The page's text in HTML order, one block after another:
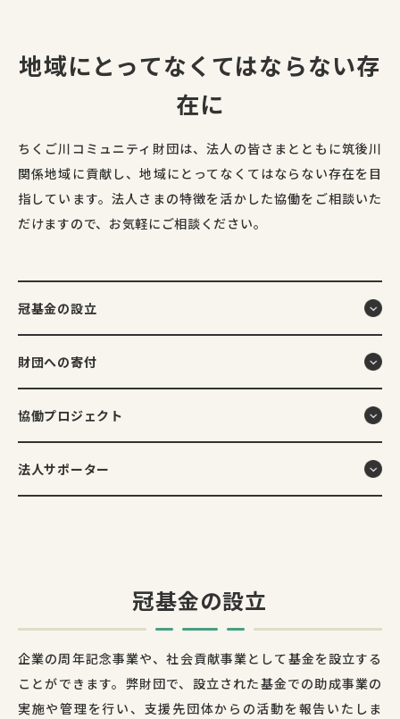
地域にとってなくてはならない存
在に
ちくご川コミュニティ財団は、法人の皆さまとともに筑後川
関係地域に貢献し、地域にとってなくてはならない存在を目
指しています。法人さまの特徴を活かした協働をご相談いた
だけますので、お気軽にご相談ください。
冠基金の設立
財団への寄付
協働プロジェクト
法人サポーター
冠基金の設立
企業の周年記念事業や、社会貢献事業として基金を設立する
ことができます。弊財団で、設立された基金での助成事業の
実施や管理を行い、支援先団体からの活動を報告いたしま